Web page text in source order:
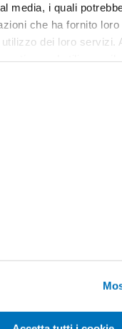
media, i quali
che ha fornito loro
dei loro servizi.